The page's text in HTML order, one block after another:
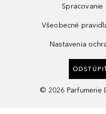
Všeobecné
Nastavenia
© 2026 Parfumerie